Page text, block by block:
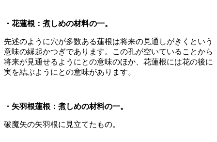
・花蓮根：煮しめの材料の一。
先述のように穴が多数ある蓮根は将来の見通しがきくという
意味の縁起かつぎであります。この孔が空いていることから
将来が見通せるようにとの意味のほか、花蓮根には花の後に
実を結ぶようにとの意味があります。
・矢羽根蓮根：煮しめの材料の一。
破魔矢の矢羽根に見立てたもの。